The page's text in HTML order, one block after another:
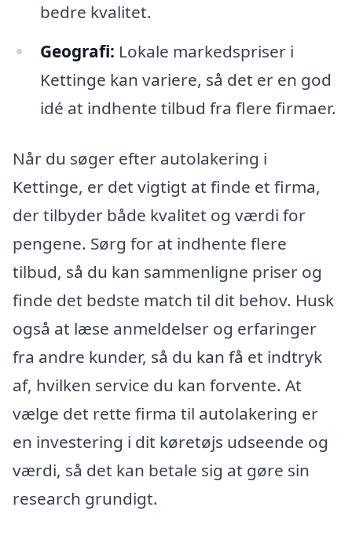
bedre kvalitet.
Geografi: Lokale markedspriser i
Kettinge kan variere, så det er en god
idé at indhente tilbud fra flere firmaer.
Når du søger efter autolakering i
Kettinge, er det vigtigt at finde et firma,
der tilbyder både kvalitet og værdi for
pengene. Sørg for at indhente flere
tilbud, så du kan sammenligne priser og
finde det bedste match til dit behov. Husk
også at læse anmeldelser og erfaringer
fra andre kunder, så du kan få et indtryk
af, hvilken service du kan forvente. At
vælge det rette firma til autolakering er
en investering i dit køretøjs udseende og
værdi, så det kan betale sig at gøre sin
research grundigt.